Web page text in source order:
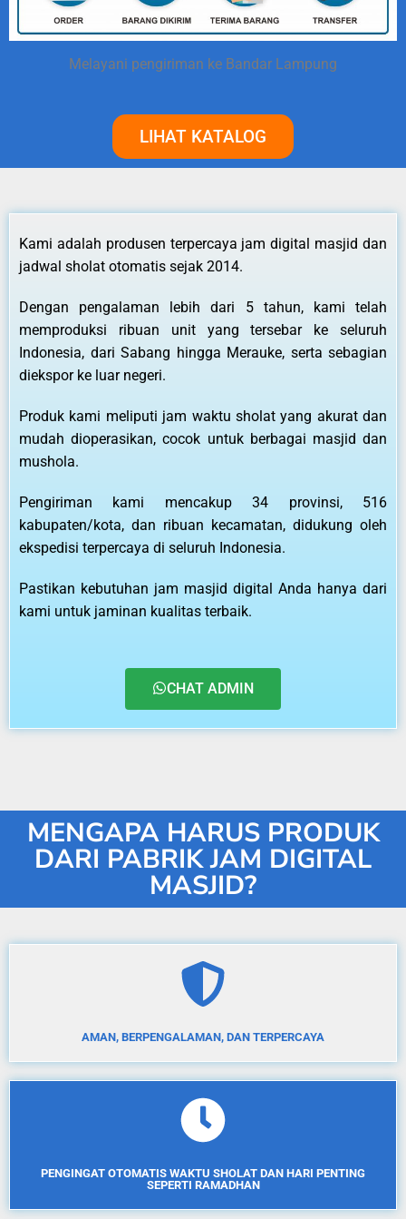
Melayani pengiriman ke Bandar Lampung
LIHAT KATALOG
Kami adalah produsen terpercaya jam digital masjid dan
jadwal sholat otomatis sejak 2014.
Dengan pengalaman lebih dari 5 tahun, kami telah
memproduksi ribuan unit yang tersebar ke seluruh
Indonesia, dari Sabang hingga Merauke, serta sebagian
diekspor ke luar negeri.
Produk kami meliputi jam waktu sholat yang akurat dan
mudah dioperasikan, cocok untuk berbagai masjid dan
mushola.
Pengiriman kami mencakup 34 provinsi, 516
kabupaten/kota, dan ribuan kecamatan, didukung oleh
ekspedisi terpercaya di seluruh Indonesia.
Pastikan kebutuhan jam masjid digital Anda hanya dari
kami untuk jaminan kualitas terbaik.
CHAT ADMIN
MENGAPA HARUS PRODUK
DARI PABRIK JAM DIGITAL
MASJID?
AMAN, BERPENGALAMAN, DAN TERPERCAYA
PENGINGAT OTOMATIS WAKTU SHOLAT DAN HARI PENTING
SEPERTI RAMADHAN